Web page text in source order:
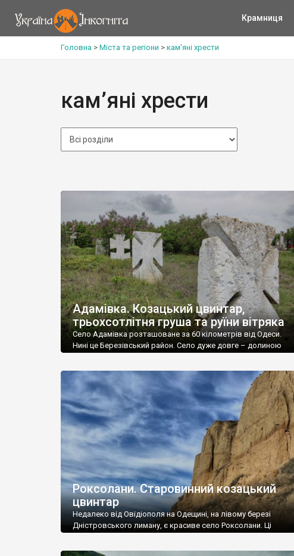
Крамниця
Головна > Міста та регіони > кам'яні хрести
кам’яні хрести
Адамівка. Козацький цвинтар,
трьохсотлітня груша та руїни вітряка
Село Адамівка розташоване за 60 кілометрів від Одеси.
Нині це Березівський район. Село дуже довге – долиною
інформацією 2021 року зареєстровано у селі 272 особи, але
фактично проживає лише 186. Співставивши розміри села і
кількість населення, можна зрозуміти, […]
Роксолани. Старовинний козацький
цвинтар
Недалеко від Овідіополя на Одещині, на лівому березі
Дністровського лиману, є красиве село Роксолани. Ці